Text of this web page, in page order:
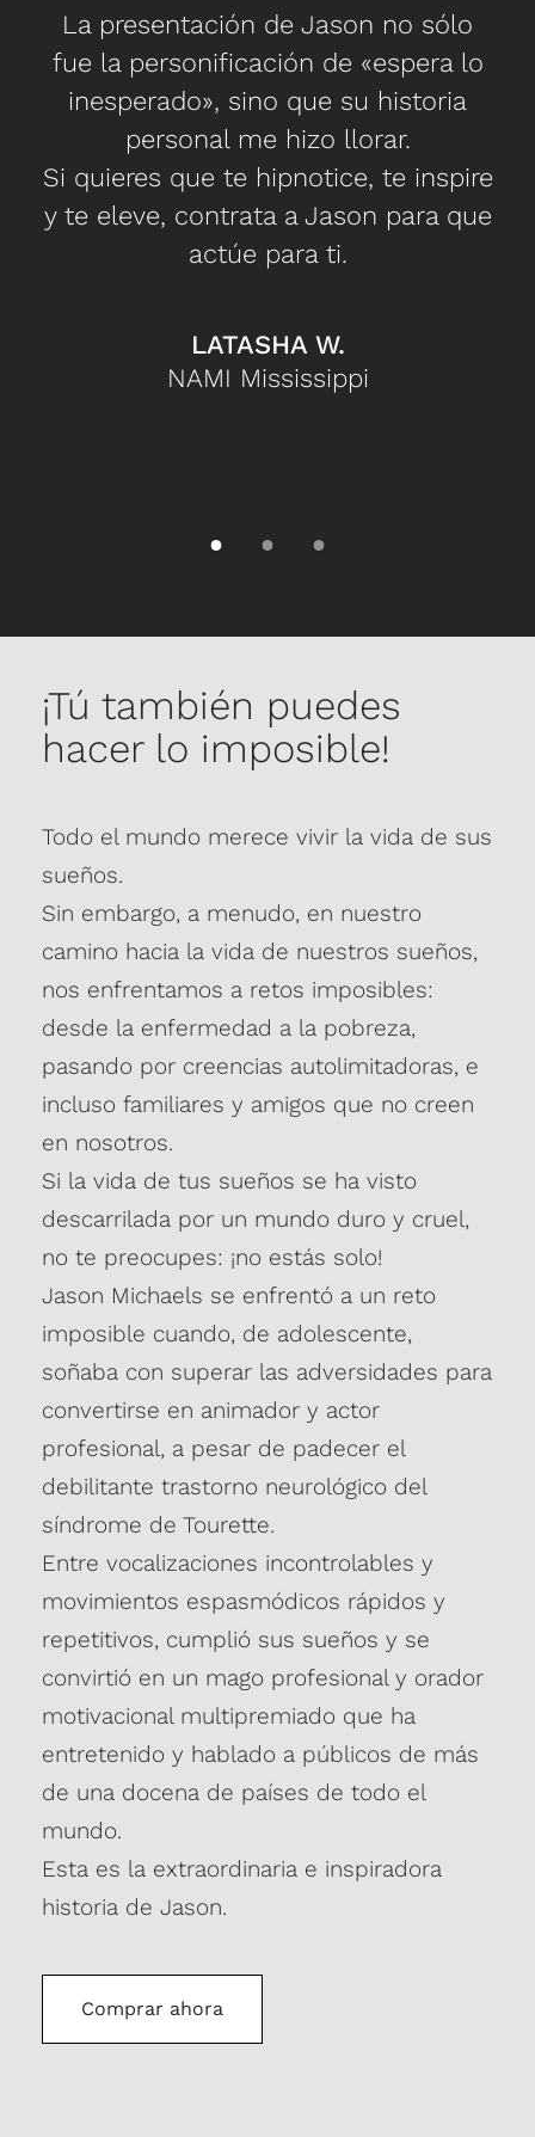
La presentación de Jason no sólo
fue la personificación de «espera lo
inesperado», sino que su historia
personal me hizo llorar.
Si quieres que te hipnotice, te inspire
y te eleve, contrata a Jason para que
actúe para ti.
LATASHA W.
NAMI Mississippi
¡Tú también puedes
hacer lo imposible!
Todo el mundo merece vivir la vida de sus
sueños.
Sin embargo, a menudo, en nuestro
camino hacia la vida de nuestros sueños,
nos enfrentamos a retos imposibles:
desde la enfermedad a la pobreza,
pasando por creencias autolimitadoras, e
incluso familiares y amigos que no creen
en nosotros.
Si la vida de tus sueños se ha visto
descarrilada por un mundo duro y cruel,
no te preocupes: ¡no estás solo!
Jason Michaels se enfrentó a un reto
imposible cuando, de adolescente,
soñaba con superar las adversidades para
convertirse en animador y actor
profesional, a pesar de padecer el
debilitante trastorno neurológico del
síndrome de Tourette.
Entre vocalizaciones incontrolables y
movimientos espasmódicos rápidos y
repetitivos, cumplió sus sueños y se
convirtió en un mago profesional y orador
motivacional multipremiado que ha
entretenido y hablado a públicos de más
de una docena de países de todo el
mundo.
Esta es la extraordinaria e inspiradora
historia de Jason.
Comprar ahora